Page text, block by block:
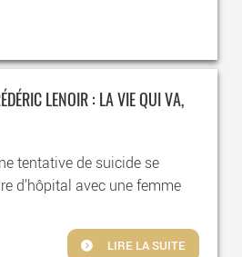
LENOIR : LA VIE QUI VA,
tentative de suicide se
d’hôpital avec une femme
LIRE LA SUITE